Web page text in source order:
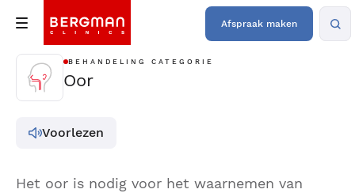
Afspraak maken
BEHANDELING CATEGORIE
Oor
Voorlezen
Het oor is nodig voor het waarnemen van